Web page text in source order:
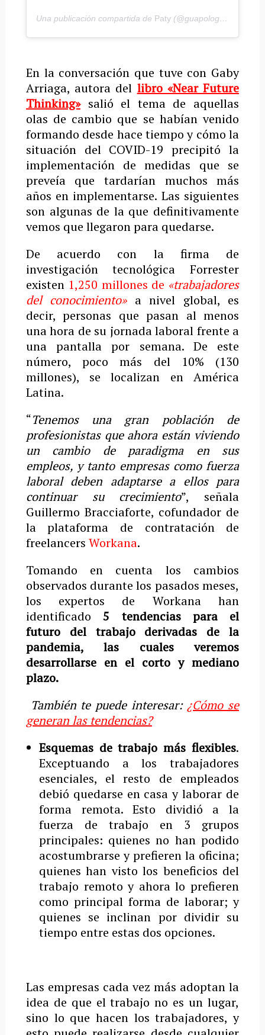
Una publicación compartida de Paty(@guapologa) el
En la conversación que tuve con Gaby
Arriaga, autora del libro «Near Future
Thinking»salió el tema de aquellas
olas de cambio que se habían venido
formando desde hace tiempo y cómo la
situación del COVID-19 precipitó la
implementación de medidas que se
preveía que tardarían muchos más
años en implementarse. Las siguientes
son algunas de la que definitivamente
vemos que llegaron para quedarse.
De acuerdo con la firma de
investigación tecnológica Forrester
existen 1,250 millones de «trabajadores
del conocimiento»a nivel global, es
decir, personas que pasan al menos
una hora de su jornada laboral frente a
una pantalla por semana. De este
número, poco más del 10% (130
millones), se localizan en América
Latina.
“Tenemos una gran población de
profesionistas que ahora están viviendo
un cambio de paradigma en sus
empleos, y tanto empresas como fuerza
laboral deben adaptarse a ellos para
continuar su crecimiento”, señala
Guillermo Bracciaforte, cofundador de
la plataforma de contratación de
freelancers Workana.
Tomando en cuenta los cambios
observados durante los pasados meses,
los expertos de Workana han
identificado5 tendencias para el
futuro del trabajo derivadas de la
pandemia, las cuales veremos
desarrollarse en el corto y mediano
plazo.
También te puede interesar: ¿Cómo se
generan las tendencias?
Esquemas de trabajo más flexibles.
Exceptuando a los trabajadores
esenciales, el resto de empleados
debió quedarse en casa y laborar de
forma remota. Esto dividió a la
fuerza de trabajo en 3 grupos
principales: quienes no han podido
acostumbrarse y prefieren la oficina;
quienes han visto los beneficios del
trabajo remoto y ahora lo prefieren
como principal forma de laborar; y
quienes se inclinan por dividir su
tiempo entre estas dos opciones.
Las empresas cada vez más adoptan la
idea de que el trabajo no es un lugar,
sino lo que hacen los trabajadores, y